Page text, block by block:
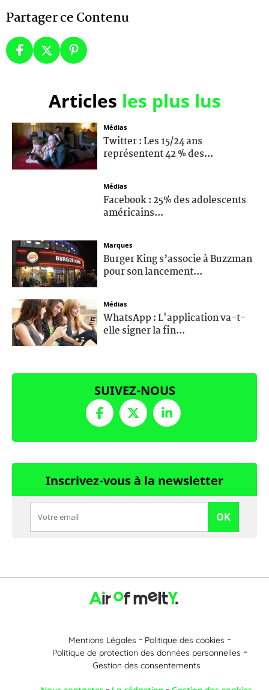
Partager ce Contenu
Articles les plus lus
Médias
Twitter : Les 15/24 ans
représentent 42 % des...
Médias
Facebook : 25% des adolescents
américains...
Marques
Burger King s’associe à Buzzman
pour son lancement...
Médias
WhatsApp : L'application va-t-
elle signer la fin...
SUIVEZ-NOUS
Inscrivez-vous à la newsletter
OK
Mentions Légales
Politique des cookies
Politique de protection des données personnelles
Gestion des consentements